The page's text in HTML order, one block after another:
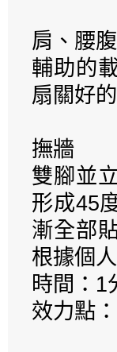
肩、腰
輔助的
扇關好
撫牆
雙腳並
形成45
漸全部
根據個
時間：1
效力點